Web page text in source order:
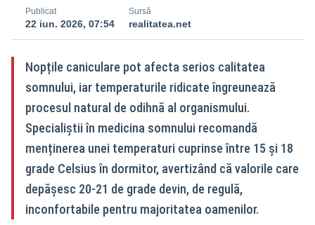
Publicat
22 iun. 2026, 07:54
Sursă
realitatea.net
Nopțile caniculare pot afecta serios calitatea
somnului, iar temperaturile ridicate îngreunează
procesul natural de odihnă al organismului.
Specialiștii în medicina somnului recomandă
menținerea unei temperaturi cuprinse între 15 și 18
grade Celsius în dormitor, avertizând că valorile care
depășesc 20-21 de grade devin, de regulă,
inconfortabile pentru majoritatea oamenilor.